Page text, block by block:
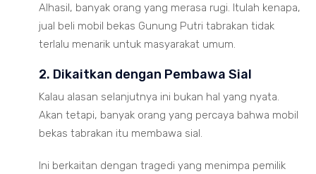
Alhasil, banyak orang yang merasa rugi. Itulah kenapa,
jual beli mobil bekas Gunung Putri tabrakan tidak
terlalu menarik untuk masyarakat umum.
2. Dikaitkan dengan Pembawa Sial
Kalau alasan selanjutnya ini bukan hal yang nyata.
Akan tetapi, banyak orang yang percaya bahwa mobil
bekas tabrakan itu membawa sial.
Ini berkaitan dengan tragedi yang menimpa pemilik